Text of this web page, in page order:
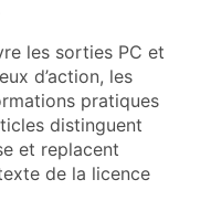
les sorties PC et
d’action, les
pratiques
distinguent
et replacent
de la licence